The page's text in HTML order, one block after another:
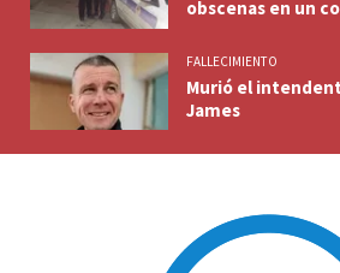
obscenas en un
FALLECIMIENTO
Murió el
James